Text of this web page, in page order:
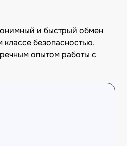
и быстрый обмен
классе безопасностью.
опытом работы с